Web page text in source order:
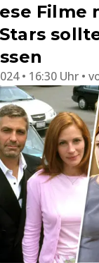
Filme
• 16:30 Uhr